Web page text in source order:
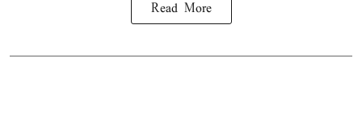
Read More